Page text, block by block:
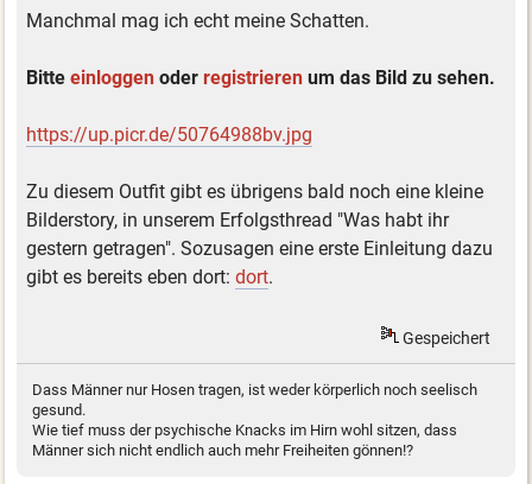
Manchmal mag ich echt meine Schatten.
Bitteeinloggen oderregistrieren um das Bild zu sehen.
https://up.picr.de/50764988bv.jpg
Zu diesem Outfit gibt es übrigens bald noch eine kleine
Bilderstory, in unserem Erfolgsthread "Was habt ihr
gestern getragen". Sozusagen eine erste Einleitung dazu
gibt es bereits eben dort:dort.
Gespeichert
Dass Männer nur Hosen tragen, ist weder körperlich noch seelisch
gesund.
Wie tief muss der psychische Knacks im Hirn wohl sitzen, dass
Männer sich nicht endlich auch mehr Freiheiten gönnen!?